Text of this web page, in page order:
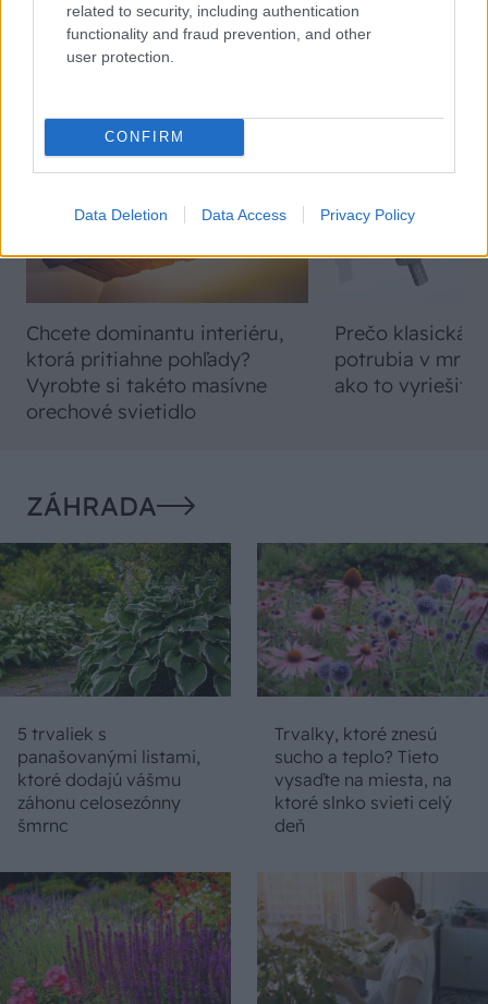
related to security, including authentication
functionality and fraud prevention, and other
user protection.
CONFIRM
Data Deletion Data Access Privacy Policy
VIDEO
Chcete dominantu interiéru,
ktorá pritiahne pohľady?
Vyrobte si takéto masívne
orechové svietidlo
Prečo klasická
potrubia v
ako to vyriešiť
ZÁHRADA
5 trvaliek s
panašovanými listami,
ktoré dodajú vášmu
záhonu celosezónny
šmrnc
Trvalky, ktoré znesú
sucho a teplo? Tieto
vysaďte na miesta, na
ktoré slnko svieti celý
deň